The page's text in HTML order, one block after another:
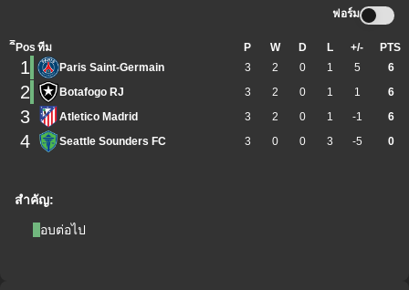
ฟอร์ม
สำคัญ:
รอบต่อไป
ิีPos ทีม P W D L +/- PTS
1 Paris Saint-Germain 3 2 0 1 5 6
2 Botafogo RJ 3 2 0 1 1 6
3 Atletico Madrid 3 2 0 1 -1 6
4 Seattle Sounders FC 3 0 0 3 -5 0